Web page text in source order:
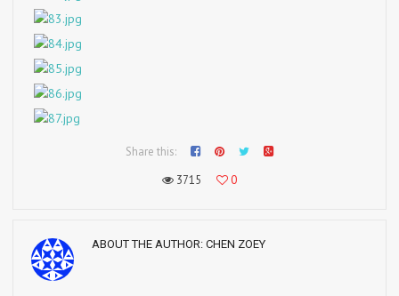
Share this:
3715
0
ABOUT THE AUTHOR: CHEN ZOEY